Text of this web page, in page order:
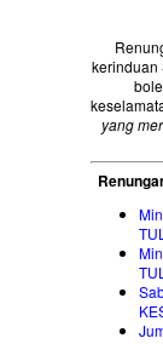
kerinduan
yang